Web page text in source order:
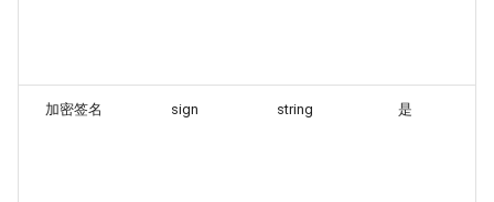
加密签名 sign string 是